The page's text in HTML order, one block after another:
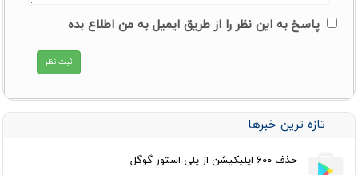
پاسخ به این نظر را از طریق ایمیل به من اطلاع بده
تازه ترین خبرها
حذف ۶۰۰ اپلیکیشن از پلی استور گوگل